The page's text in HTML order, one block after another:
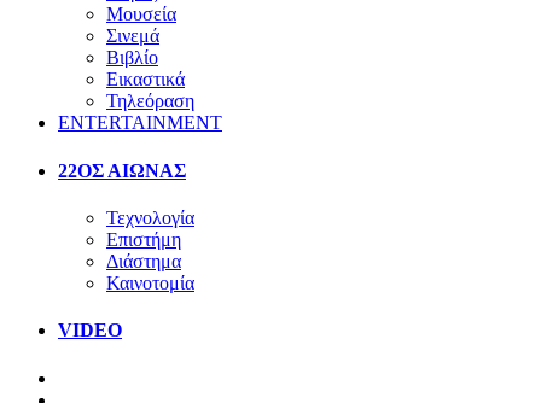
Μουσεία
Σινεμά
Βιβλίο
Εικαστικά
Τηλεόραση
ENTERTAINMENT
22ΟΣ ΑΙΩΝΑΣ
Τεχνολογία
Επιστήμη
Διάστημα
Καινοτομία
VIDEO